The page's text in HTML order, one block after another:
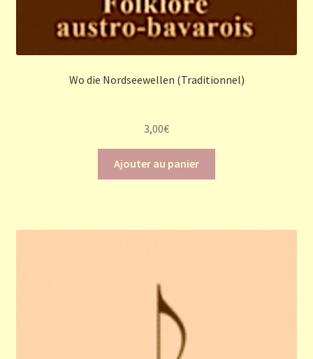
Wo die Nordseewellen (Traditionnel)
3,00€
Ajouter au panier